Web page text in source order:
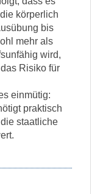
körperlich
bis
mehr als
wird,
Risiko für
einmütig:
praktisch
staatliche